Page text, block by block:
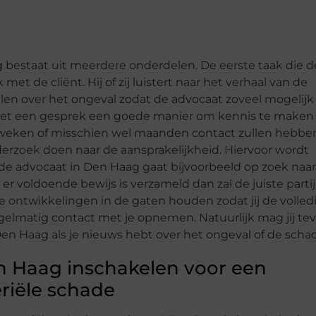
bestaat uit meerdere onderdelen. De eerste taak die
de cliënt. Hij of zij luistert naar het verhaal van de
over het ongeval zodat de advocaat zoveel mogelijk
een gesprek een goede manier om kennis te
of misschien wel maanden contact zullen
doen naar de aansprakelijkheid. Hiervoor wordt
advocaat in Den Haag gaat bijvoorbeeld op zoek naar
voldoende bewijs is verzameld dan zal de juiste partij
ontwikkelingen in de gaten houden zodat jij de
contact met je opnemen. Natuurlijk mag jij
Haag als je nieuws hebt over het ongeval of de
Haag inschakelen voor een
schade